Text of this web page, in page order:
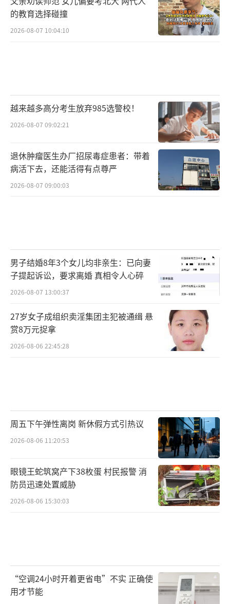
的教育选择碰撞
2026-08-07 10:04:10
越来越多高分考生放弃985选警校！
2026-08-07 09:02:21
退休肿瘤医生办厂招尿毒症患者：带着
病活下去，还能活得有点尊严
2026-08-07 09:00:03
男子结婚8年3个女儿均非亲生：已向妻
子提起诉讼，要求离婚 真相令人心碎
2026-08-07 13:00:37
27岁女子成组织卖淫集团主犯被通缉 悬
赏8万元捉拿
2026-08-06 22:45:28
周五下午弹性离岗 新休假方式引热议
2026-08-06 11:20:53
眼镜王蛇筑窝产下38枚蛋 村民报警 消
防员迅速处置威胁
2026-08-06 15:30:03
“空调24小时开着更省电”不实 正确使
用才节能